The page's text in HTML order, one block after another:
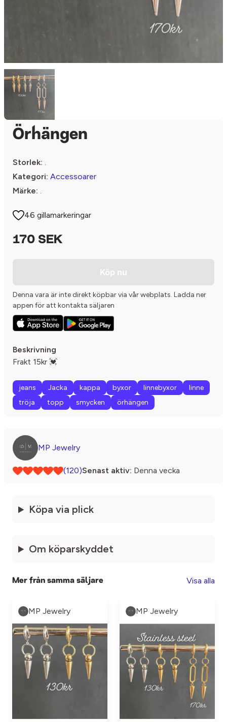
Örhängen
Storlek: .
Kategori: Accessoarer
Märke: .
46 gillamarkeringar
170 SEK
Köp nu
Denna vara är inte direkt köpbar via vår webplats. Ladda ner
appen för att kontakta säljaren
Beskrivning
Frakt 15kr 💓
jeans Jacka kappa byxor linnebyxor
linne
tröja
topp smycken örhängen
MP Jewelry
(120)Senast aktiv: Denna vecka
Köpa via plick
Om köparskyddet
Mer från samma säljare Visa alla
MP Jewelry MP Jewelry